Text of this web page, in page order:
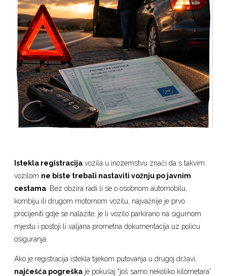
Istekla registracija vozila u inozemstvu znači da s takvim
vozilom ne biste trebali nastaviti vožnju po javnim
cestama . Bez obzira radi li se o osobnom automobilu,
kombiju ili drugom motornom vozilu, najvažnije je prvo
procijeniti gdje se nalazite, je li vozilo parkirano na sigurnom
mjestu i postoji li valjana prometna dokumentacija uz policu
osiguranja.
Ako je registracija istekla tijekom putovanja u drugoj državi,
najčešća pogreška je pokušaj “još samo nekoliko kilometara”